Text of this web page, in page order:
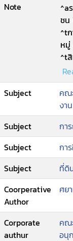
Note
^a
ชน
^t
หมู่
^t
ช
จ.
ปัญ
จ.
สา
อ.
แล
ถูก
ทรั
อ.
ป่า
Subject
คณ
งาน
Subject
กา
Subject
กา
Subject
ที่ดิ
Coorperative
Author
ศย
Corporate
authur
คณ
อนุ